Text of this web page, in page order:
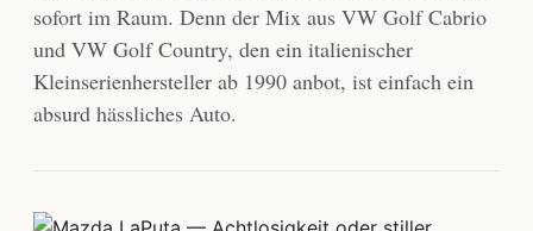
sofort im Raum. Denn der Mix aus VW Golf Cabrio
und VW Golf Country, den ein italienischer
Kleinserienhersteller ab 1990 anbot, ist einfach ein
absurd hässliches Auto.